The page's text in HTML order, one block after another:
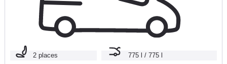
2 places 775 l / 775 l